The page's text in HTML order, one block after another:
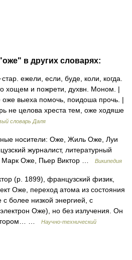
в других словарях:
ежели, если, буде, коли, когда.
хощем и пожрети, духвн. Моном. |
выеха помочь, поидоша прочь. |
не целова хреста тем, оже ходяше
словарь Даля
носители: Оже, Жиль Оже, Луи
журналист, литературный
Марк Оже, Пьер Виктор …
Википедия
(р. 1899), французский физик,
Оже, переход атома из состояния
с более низкой энергией, с
Оже), но без излучения. Он
…
Научно-технический